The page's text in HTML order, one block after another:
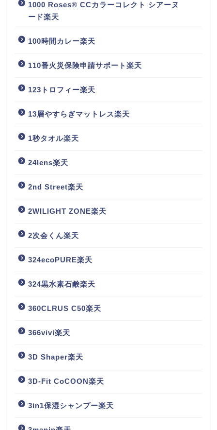
1000 Roses® CCカラーコレクト シアーヌ
ード楽天
100時間カレー楽天
110番火災保険申請サポート楽天
123トロフィー楽天
13層やすらぎマットレス楽天
1秒タオル楽天
24lens楽天
2nd Street楽天
2WILIGHT ZONE楽天
2次会くん楽天
324ecoPURE楽天
324黒水素石鹸楽天
360CLRUS C50楽天
366vivi楽天
3D Shaper楽天
3D-Fit CoCOON楽天
3in1保湿シャンプー楽天